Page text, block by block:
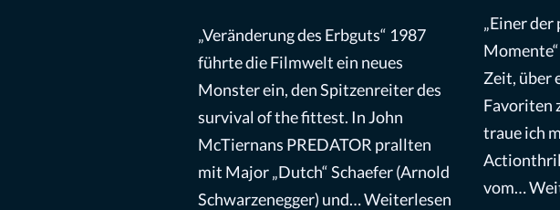
„Veränderung des Erbguts“ 1987
führte die Filmwelt ein neues
Monster ein, den Spitzenreiter des
survival of the fittest. In John
McTiernans PREDATOR prallten
mit Major „Dutch“ Schaefer (Arnold
Schwarzenegger) und…Weiterlesen
„Einer
Zeit, über
Favoriten
traue ich
vom…